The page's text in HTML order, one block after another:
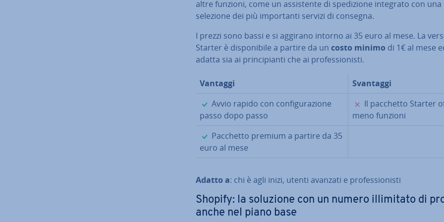
altre funzioni, come un as­si­sten­te di spe­di­zio­ne integrato con una
selezione dei più im­por­tan­ti servizi di consegna.
I prezzi sono bassi e si aggirano intorno ai 35 euro al mese. La
Starter è di­spo­ni­bi­le a partire da un costo minimo di 1€ al mese
adatta sia ai prin­ci­pian­ti che ai pro­fes­sio­ni­sti.
Vantaggi
Svantaggi
✓
Avvio rapido con con­fi­gu­ra­zio­ne
passo dopo passo
✗
Il pacchetto Starter
meno funzioni
✓
Pacchetto premium a partire da 35
euro al mese
Adatto a: chi è agli inizi, utenti avanzati e pro­fes­sio­ni­sti
Shopify: la soluzione con un numero il­li­mi­ta­to di
anche nel piano base